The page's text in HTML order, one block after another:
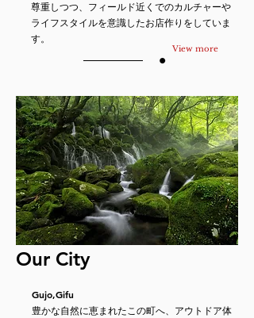
View more
尊重しつつ、フィールド近くでのカルチャーや
ライフスタイルを意識したお店作りをしていま
す。
Gujo,Gifu
豊かな自然に恵まれたこの町へ、アウトドア体
Our City